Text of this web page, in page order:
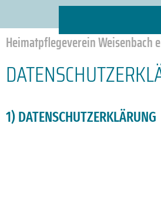
Heimatpflegeverein Weisenbach
1) DATENSCHUTZERKLÄRUNG